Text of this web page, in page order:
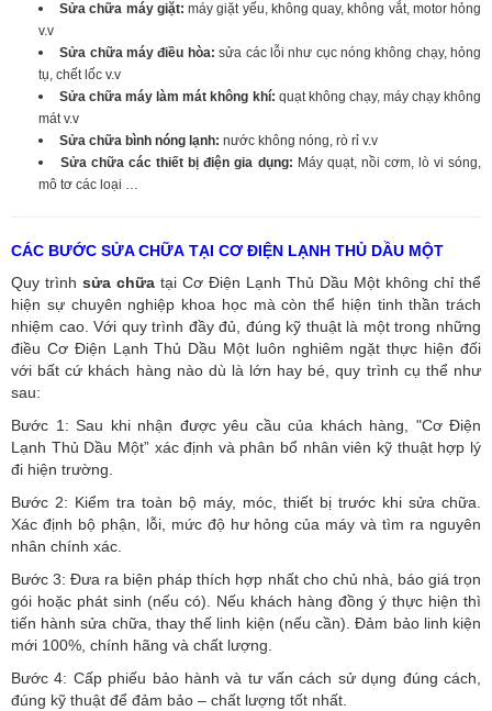
Sửa chữa máy giặt:máy giặt yếu, không quay, không vắt, motor hỏng
v.v
Sửa chữa máy điều hòa: sửa các lỗi như cục nóng không chạy, hỏng
tụ, chết lốc v.v
Sửa chữa máy làm mát không khí: quạt không chạy, máy chạy không
mát v.v
Sửa chữa bình nóng lạnh: nước không nóng, rò rỉ v.v
Sửa chữa các thiết bị điện gia dụng: Máy quạt, nồi cơm, lò vi sóng,
mô tơ các loại …
CÁC BƯỚC SỬA CHỮA TẠI CƠ ĐIỆN LẠNH THỦ DẦU MỘT
Quy trình sửa chữa tại Cơ Điện Lạnh Thủ Dầu Một không chỉ thể
hiện sự chuyên nghiệp khoa học mà còn thể hiện tinh thần trách
nhiệm cao. Với quy trình đầy đủ, đúng kỹ thuật là một trong những
điều Cơ Điện Lạnh Thủ Dầu Một luôn nghiêm ngặt thực hiện đối
với bất cứ khách hàng nào dù là lớn hay bé, quy trình cụ thể như
sau:
Bước 1: Sau khi nhận được yêu cầu của khách hàng, "Cơ Điện
Lạnh Thủ Dầu Một” xác định và phân bổ nhân viên kỹ thuật hợp lý
đi hiện trường.
Bước 2: Kiểm tra toàn bộ máy, móc, thiết bị trước khi sửa chữa.
Xác định bộ phận, lỗi, mức độ hư hỏng của máy và tìm ra nguyên
nhân chính xác.
Bước 3: Đưa ra biện pháp thích hợp nhất cho chủ nhà, báo giá trọn
gói hoặc phát sinh (nếu có). Nếu khách hàng đồng ý thực hiện thì
tiến hành sửa chữa, thay thế linh kiện (nếu cần). Đảm bảo linh kiện
mới 100%, chính hãng và chất lượng.
Bước 4: Cấp phiếu bảo hành và tư vấn cách sử dụng đúng cách,
đúng kỹ thuật để đảm bảo – chất lượng tốt nhất.